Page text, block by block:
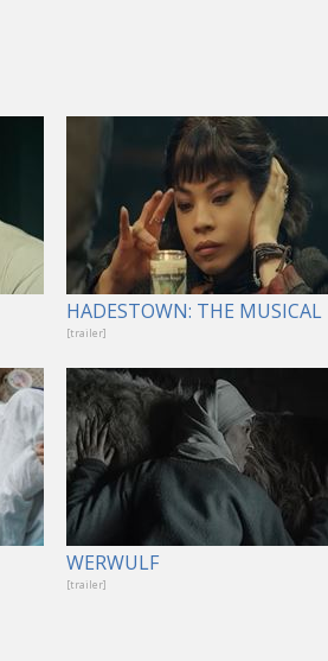
HADESTOWN: THE MUSICAL
[trailer]
WERWULF
[trailer]